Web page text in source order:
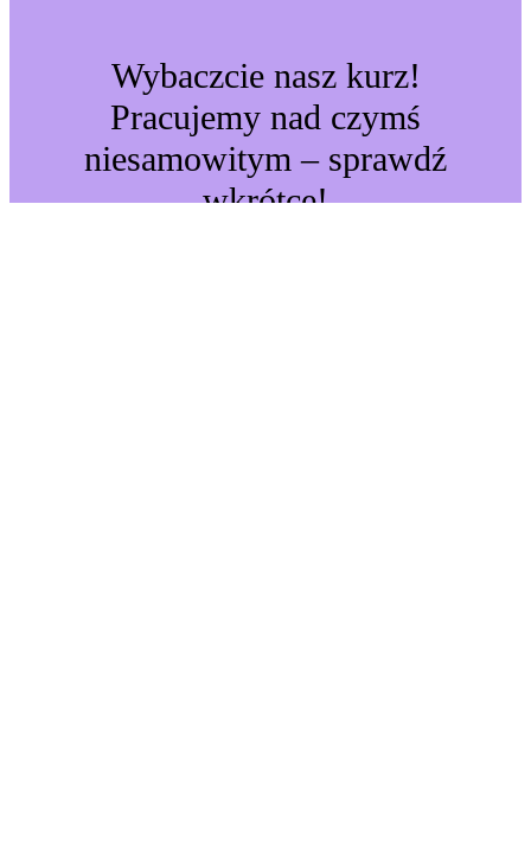
Wybaczcie nasz kurz!
Pracujemy nad czymś
niesamowitym – sprawdź
wkrótce!